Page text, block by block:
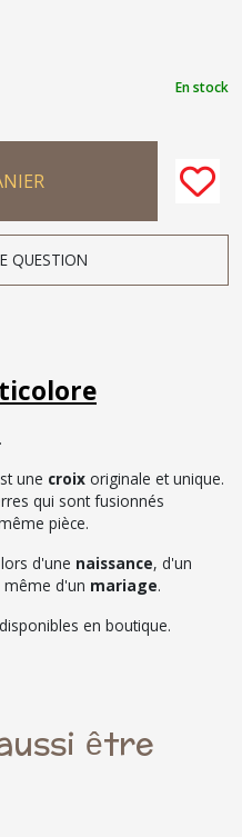
En stock
QUESTION
une croix originale et unique.
qui sont fusionnés
pièce.
d'une naissance, d'un
même d'un mariage.
en boutique.
être